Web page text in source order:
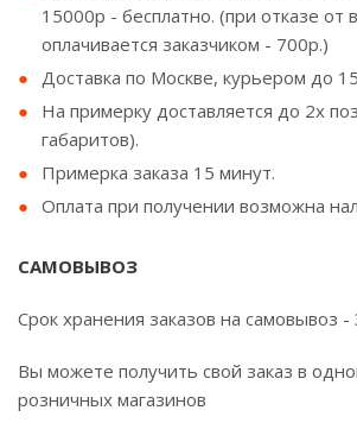
15000р - бесплатно. (при отказе от
оплачивается заказчиком - 700р.)
Доставка по Москве, курьером до
На примерку доставляется до 2х
габаритов).
Примерка заказа 15 минут.
Оплата при получении возможна
САМОВЫВОЗ
Срок хранения заказов на самовывоз -
Вы можете получить свой заказ в
розничных магазинов